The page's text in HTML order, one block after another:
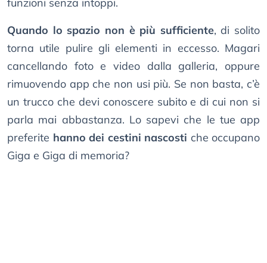
funzioni senza intoppi.
Quando lo spazio non è più sufficiente, di solito
torna utile pulire gli elementi in eccesso. Magari
cancellando foto e video dalla galleria, oppure
rimuovendo app che non usi più. Se non basta, c’è
un trucco che devi conoscere subito e di cui non si
parla mai abbastanza. Lo sapevi che le tue app
preferite hanno dei cestini nascosti che occupano
Giga e Giga di memoria?